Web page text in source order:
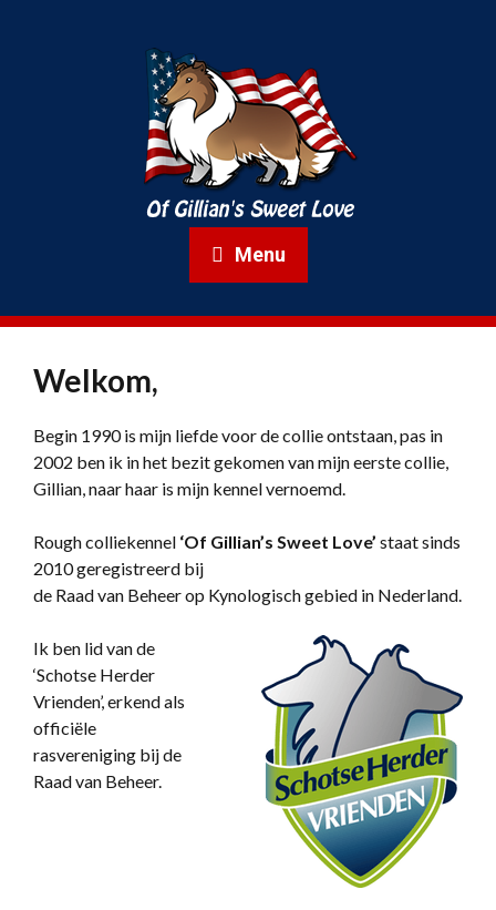
Menu
Welkom,
Begin 1990 is mijn liefde voor de collie ontstaan, pas in
2002 ben ik in het bezit gekomen van mijn eerste collie,
Gillian, naar haar is mijn kennel vernoemd.
Rough colliekennel ‘Of Gillian’s Sweet Love’ staat sinds
2010 geregistreerd bij
de Raad van Beheer op Kynologisch gebied in Nederland.
Ik ben lid van de
‘Schotse Herder
Vrienden’, erkend als
officiële
rasvereniging bij de
Raad van Beheer.